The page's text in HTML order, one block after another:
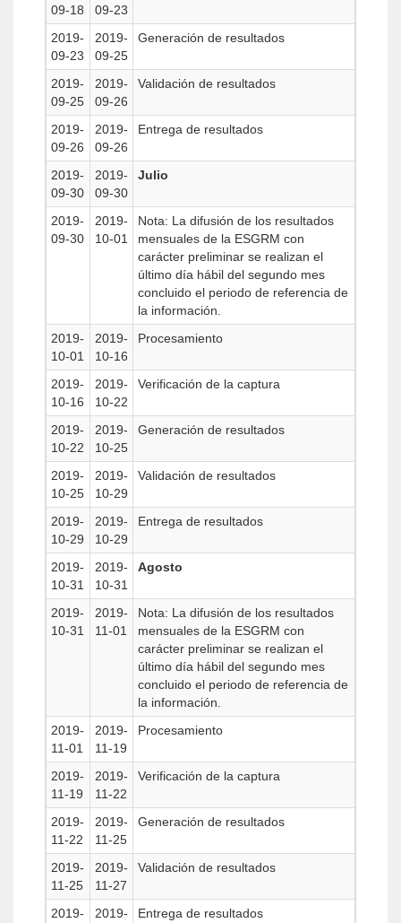
09-18
09-23
2019-
09-23
2019-
09-25
Generación de resultados
2019-
09-25
2019-
09-26
Validación de resultados
2019-
09-26
2019-
09-26
Entrega de resultados
2019-
09-30
2019-
09-30
Julio
2019-
09-30
2019-
10-01
Nota: La difusión de los resultados
mensuales de la ESGRM con
carácter preliminar se realizan el
último día hábil del segundo mes
concluido el periodo de referencia de
la información.
2019-
10-01
2019-
10-16
Procesamiento
2019-
10-16
2019-
10-22
Verificación de la captura
2019-
10-22
2019-
10-25
Generación de resultados
2019-
10-25
2019-
10-29
Validación de resultados
2019-
10-29
2019-
10-29
Entrega de resultados
2019-
10-31
2019-
10-31
Agosto
2019-
10-31
2019-
11-01
Nota: La difusión de los resultados
mensuales de la ESGRM con
carácter preliminar se realizan el
último día hábil del segundo mes
concluido el periodo de referencia de
la información.
2019-
11-01
2019-
11-19
Procesamiento
2019-
11-19
2019-
11-22
Verificación de la captura
2019-
11-22
2019-
11-25
Generación de resultados
2019-
11-25
2019-
11-27
Validación de resultados
2019-
2019-
Entrega de resultados